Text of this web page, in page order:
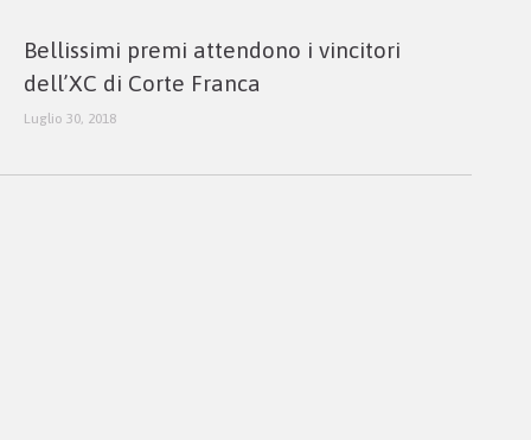
Bellissimi premi attendono i vincitori
dell’XC di Corte Franca
Luglio 30, 2018